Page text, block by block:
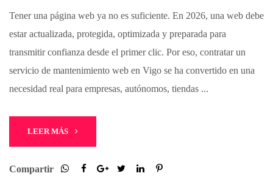
Tener una página web ya no es suficiente. En 2026, una web debe
estar actualizada, protegida, optimizada y preparada para
transmitir confianza desde el primer clic. Por eso, contratar un
servicio de mantenimiento web en Vigo se ha convertido en una
necesidad real para empresas, autónomos, tiendas ...
LEER MÁS
Compartir